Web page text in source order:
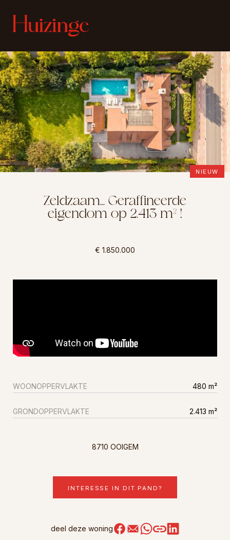
NIEUW
Zeldzaam... Geraffineerde
eigendom op 2.413 m² !
€ 1.850.000
WOONOPPERVLAKTE 480 m²
GRONDOPPERVLAKTE 2.413 m²
8710 OOIGEM
INTERESSE IN DIT PAND?
deel deze woning